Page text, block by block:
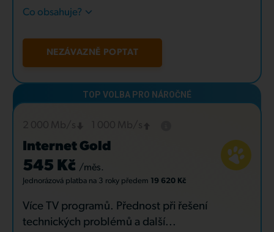
Co obsahuje?
NEZÁVAZNĚ POPTAT
Internet Gold
545 Kč /měs.
Jednorázová platba na 3 roky předem 19 620 Kč
Více TV programů. Přednost při řešení
technických problémů a další...